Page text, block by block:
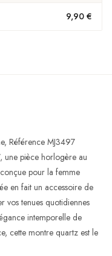
9,90 €
Référence MJ3497
une pièce horlogère au
pour la femme
en fait un accessoire de
vos tenues quotidiennes
intemporelle de
cette montre quartz est le